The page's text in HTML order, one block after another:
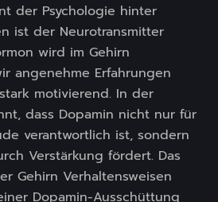
der Psychologie hinter
ist der Neurotransmitter
wird im Gehirn
angenehme Erfahrungen
motivierend. In der
dass Dopamin nicht nur für
verantwortlich ist, sondern
Verstärkung fördert. Das
Gehirn Verhaltensweisen
Dopamin-Ausschüttung